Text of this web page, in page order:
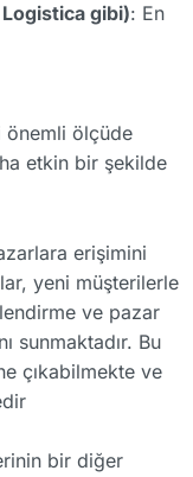
Logistica gibi): En
önemli ölçüde
etkin bir şekilde
erişimini
yeni müşterilerle
ve pazar
sunmaktadır. Bu
çıkabilmekte ve
bir diğer